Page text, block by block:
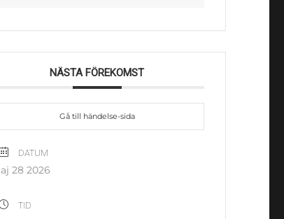
NÄSTA FÖREKOMST
Gå till händelse-sida
DATUM
28 2026
TID